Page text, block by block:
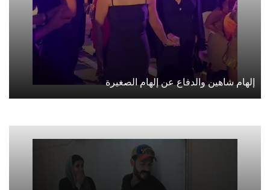
إلهام شاهين والدفاع عن إلهام الصغيرة